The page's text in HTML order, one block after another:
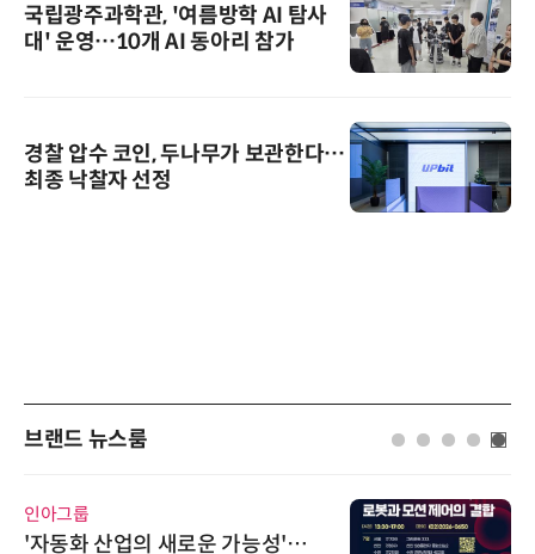
국립광주과학관, '여름방학 AI 탐사
대' 운영…10개 AI 동아리 참가
경찰 압수 코인, 두나무가 보관한다…
최종 낙찰자 선정
브랜드 뉴스룸
인아그룹
'자동화 산업의 새로운 가능성'…